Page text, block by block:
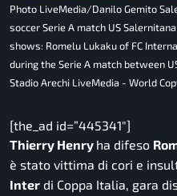
Photo LiveMedia/Danilo Gemito
soccer Serie A match US
shows: Romelu Lukaku of FC
during the Serie A match between
Stadio Arechi LiveMedia - World
[the_ad id=”445341″]
Thierry Henry ha difeso
è stato vittima di cori e
Inter di Coppa Italia, gara